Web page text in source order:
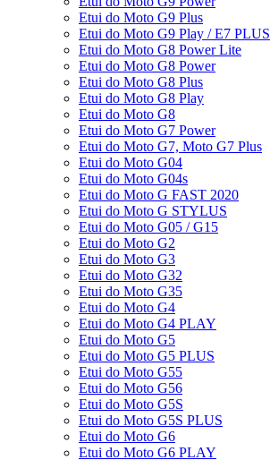
Etui do Moto G9 Plus
Etui do Moto G9 Play / E7 PLUS
Etui do Moto G8 Power Lite
Etui do Moto G8 Power
Etui do Moto G8 Plus
Etui do Moto G8 Play
Etui do Moto G8
Etui do Moto G7 Power
Etui do Moto G7, Moto G7 Plus
Etui do Moto G04
Etui do Moto G04s
Etui do Moto G FAST 2020
Etui do Moto G STYLUS
Etui do Moto G05 / G15
Etui do Moto G2
Etui do Moto G3
Etui do Moto G32
Etui do Moto G35
Etui do Moto G4
Etui do Moto G4 PLAY
Etui do Moto G5
Etui do Moto G5 PLUS
Etui do Moto G55
Etui do Moto G56
Etui do Moto G5S
Etui do Moto G5S PLUS
Etui do Moto G6
Etui do Moto G6 PLAY